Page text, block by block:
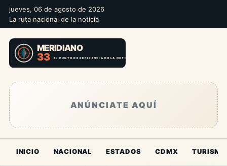
jueves, 06 de agosto de 2026
La ruta nacional de la noticia
ANÚNCIATE AQUÍ
INICIO NACIONAL ESTADOS CDMX TURISMO